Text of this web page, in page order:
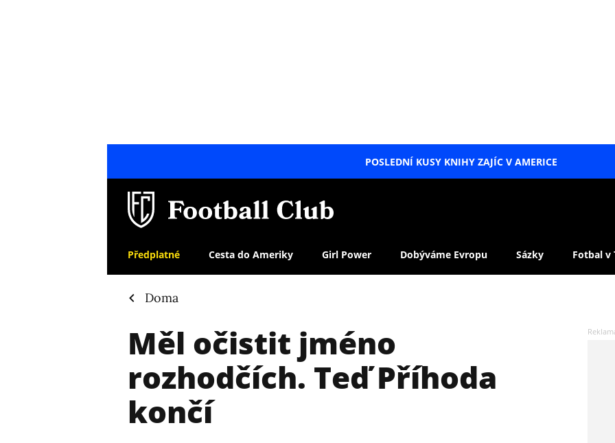
POSLEDNÍ KUSY KNIHY ZAJÍC V AMERICE
Předplatné Cesta do Ameriky Girl Power Dobýváme Evropu Sázky Fotbal v
Doma
Měl očistit jméno
rozhodčích. Teď Příhoda
končí